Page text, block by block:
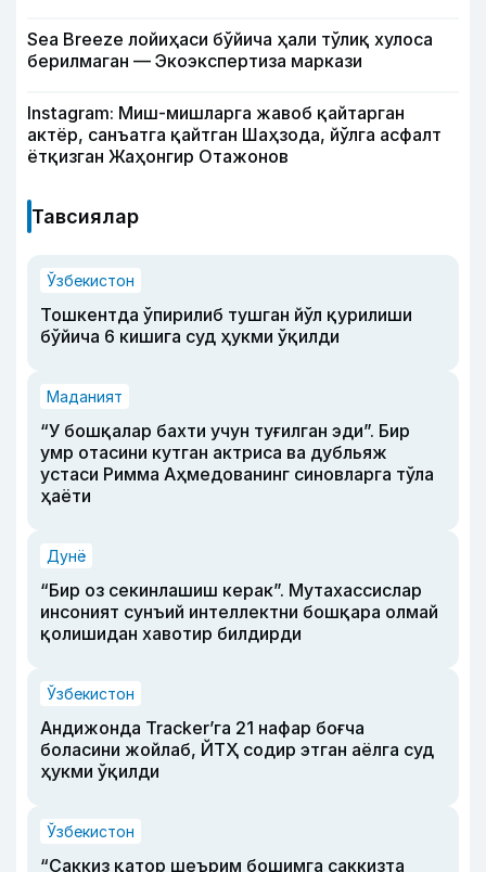
Sea Breeze лойиҳаси бўйича ҳали тўлиқ хулоса
берилмаган — Экоэкспертиза маркази
Instagram: Миш-мишларга жавоб қайтарган
актёр, санъатга қайтган Шаҳзода, йўлга асфалт
ётқизган Жаҳонгир Отажонов
Тавсиялар
Ўзбекистон
Тошкентда ўпирилиб тушган йўл қурилиши
бўйича 6 кишига суд ҳукми ўқилди
Маданият
“У бошқалар бахти учун туғилган эди”. Бир
умр отасини кутган актриса ва дубльяж
устаси Римма Аҳмедованинг синовларга тўла
ҳаёти
Дунё
“Бир оз секинлашиш керак”. Мутахассислар
инсоният сунъий интеллектни бошқара олмай
қолишидан хавотир билдирди
Ўзбекистон
Андижонда Tracker’га 21 нафар боғча
боласини жойлаб, ЙТҲ содир этган аёлга суд
ҳукми ўқилди
Ўзбекистон
“Саккиз қатор шеърим бошимга саккизта